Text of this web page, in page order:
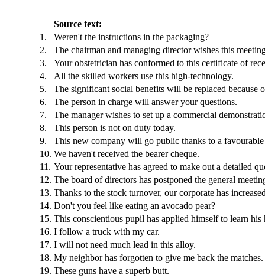
Source text:
1.
Weren't the instructions in the packaging?
2.
The chairman and managing director wishes this
3.
Your obstetrician has conformed to this certificate of
4.
All the skilled workers use this high-technology.
5.
The significant social benefits will be replaced because
6.
The person in charge will answer your questions.
7.
The manager wishes to set up a commercial
8.
This person is not on duty today.
9.
This new company will go public thanks to a favourable
10. We haven't received the bearer cheque.
11. Your representative has agreed to make out a detailed
12. The board of directors has postponed the general
13. Thanks to the stock turnover, our corporate has
14. Don't you feel like eating an avocado pear?
15. This conscientious pupil has applied himself to learn
16. I follow a truck with my car.
17. I will not need much lead in this alloy.
18. My neighbor has forgotten to give me back the matches.
19. These guns have a superb butt.